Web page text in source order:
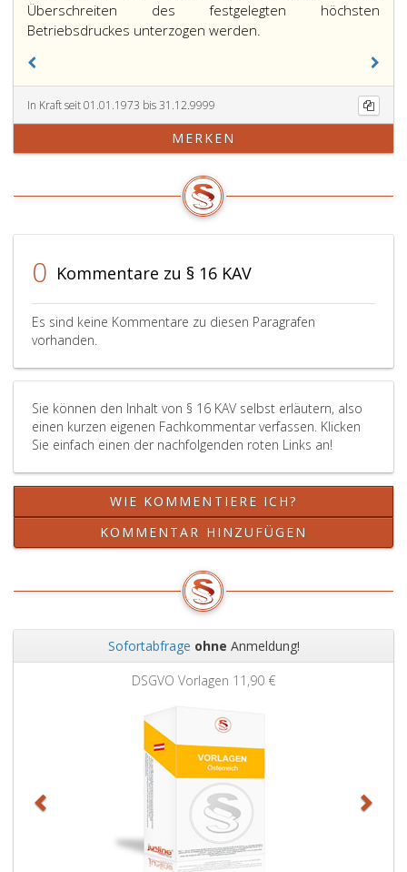
Überschreiten des festgelegten höchsten
Betriebsdruckes unterzogen werden.
In Kraft seit 01.01.1973 bis 31.12.9999
MERKEN
0 Kommentare zu § 16 KAV
Es sind keine Kommentare zu diesen Paragrafen
vorhanden.
Sie können den Inhalt von § 16 KAV selbst erläutern, also
einen kurzen eigenen Fachkommentar verfassen. Klicken
Sie einfach einen der nachfolgenden roten Links an!
WIE KOMMENTIERE ICH?
KOMMENTAR HINZUFÜGEN
Sofortabfrage ohne Anmeldung!
DSGVO Vorlagen 11,90 €